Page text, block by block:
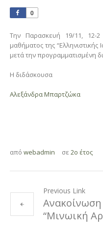
0
Την Παρασκευή 19/11, 12-
μαθήματος της
μετά την προγραμματισμένη
Η διδάσκουσα
Αλεξάνδρα Μπαρτζώκα
από webadmin σε 2ο έτος
Previous Link
“Μινωική